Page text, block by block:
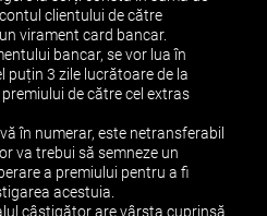
clientului de către
virament card bancar.
bancar, se vor lua în
puțin 3 zile lucrătoare de la
de către cel extras
în numerar, este netransferabil
va trebui să semneze un
a premiului pentru a fi
acestuia.
câștigător are vârsta cuprinsă